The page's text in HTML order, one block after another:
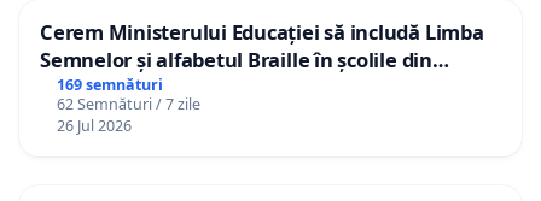
Cerem Ministerului Educației să includă Limba
Semnelor și alfabetul Braille în școlile din
Republica Moldova!
169 semnături
62 Semnături / 7 zile
26 Jul 2026